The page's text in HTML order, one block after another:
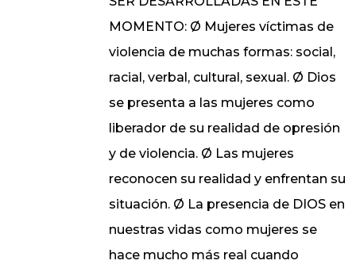
MOMENTO: Ø Mujeres víctimas de
violencia de muchas formas: social,
racial, verbal, cultural, sexual. Ø Dios
se presenta a las mujeres como
liberador de su realidad de opresión
y de violencia. Ø Las mujeres
reconocen su realidad y enfrentan su
situación. Ø La presencia de DIOS en
nuestras vidas como mujeres se
hace mucho más real cuando